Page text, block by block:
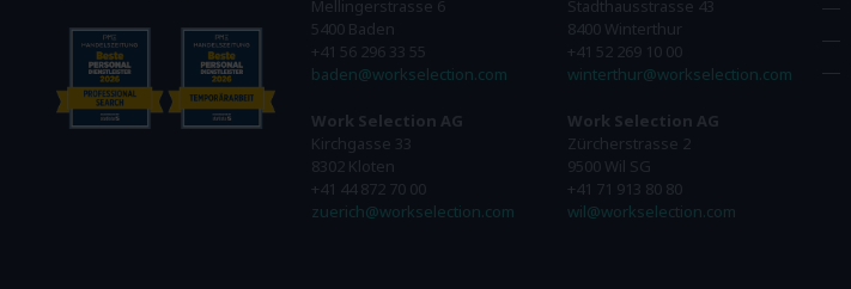
Mellingerstrasse 6
5400 Baden
+41 56 296 33 55
baden@workselection.com
Work Selection AG
Kirchgasse 33
8302 Kloten
+41 44 872 70 00
zuerich@workselection.com
Stadthausstrasse 43
8400 Winterthur
+41 52 269 10 00
winterthur@workselection.com
Work Selection AG
Zürcherstrasse 2
9500 Wil SG
+41 71 913 80 80
wil@workselection.com